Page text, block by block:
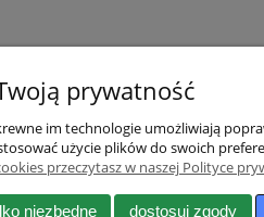
Moje
Twoje
prywatność
im technologie umożliwiają
użycie plików do swoich
przeczytasz w naszej Polityce
niezbędne dostosuj zgody